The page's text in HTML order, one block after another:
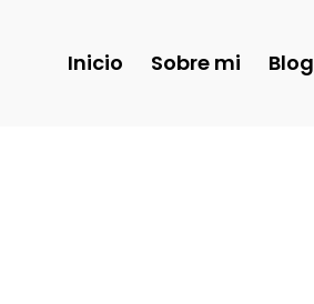
Inicio Sobre mi Blog